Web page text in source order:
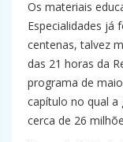
Os materiais
Especialidades já
centenas, talvez
das 21 horas da
programa de
capítulo no qual
cerca de 26